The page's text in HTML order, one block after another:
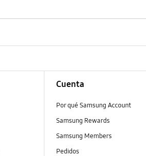
Cuenta
Por qué Samsung Account
Samsung Rewards
Samsung Members
Pedidos